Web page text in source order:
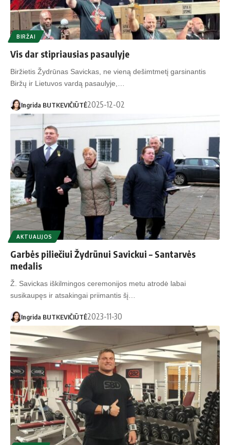
BIRŽAI
Vis dar stipriausias pasaulyje
Biržietis Žydrūnas Savickas, ne vieną dešimtmetį garsinantis
Biržų ir Lietuvos vardą pasaulyje,…
Ingrida BUTKEVIČIŪTĖ2025-12-02
AKTUALIJOS
Garbės piliečiui Žydrūnui Savickui – Santarvės
medalis
Ž. Savickas iškilmingos ceremonijos metu atrodė labai
susikaupęs ir atsakingai priimantis šį…
Ingrida BUTKEVIČIŪTĖ2023-11-30